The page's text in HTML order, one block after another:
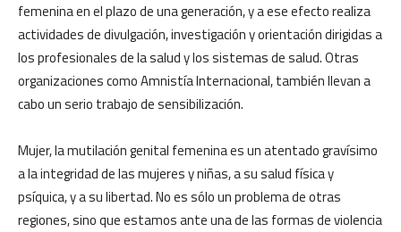
femenina en el plazo de una generación, y a ese efecto realiza
actividades de divulgación, investigación y orientación dirigidas a
los profesionales de la salud y los sistemas de salud. Otras
organizaciones como Amnistía Internacional, también llevan a
cabo un serio trabajo de sensibilización.
Mujer, la mutilación genital femenina es un atentado gravísimo
a la integridad de las mujeres y niñas, a su salud física y
psíquica, y a su libertad. No es sólo un problema de otras
regiones, sino que estamos ante una de las formas de violencia